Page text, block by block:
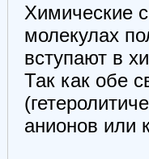
Химические
молекулах
вступают в
Так как обе
анионов или